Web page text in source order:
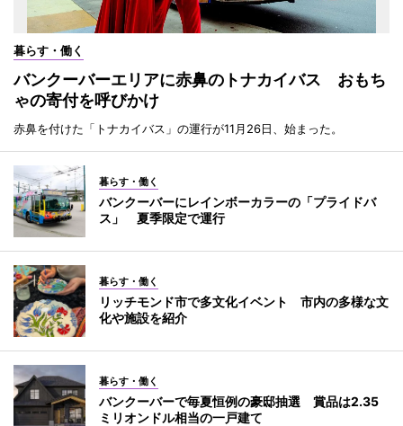
暮らす・働く
バンクーバーエリアに赤鼻のトナカイバス おもち
ゃの寄付を呼びかけ
赤鼻を付けた「トナカイバス」の運行が11月26日、始まった。
暮らす・働く
バンクーバーにレインボーカラーの「プライドバ
ス」 夏季限定で運行
暮らす・働く
リッチモンド市で多文化イベント 市内の多様な文
化や施設を紹介
暮らす・働く
バンクーバーで毎夏恒例の豪邸抽選 賞品は2.35
ミリオンドル相当の一戸建て